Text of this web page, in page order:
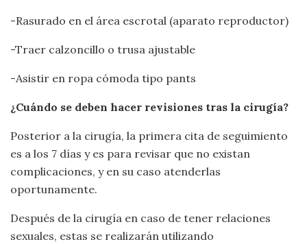
-Rasurado en el área escrotal (aparato reproductor)
-Traer calzoncillo o trusa ajustable
-Asistir en ropa cómoda tipo pants
¿Cuándo se deben hacer revisiones tras la cirugía?
Posterior a la cirugía, la primera cita de seguimiento
es a los 7 días y es para revisar que no existan
complicaciones, y en su caso atenderlas
oportunamente.
Después de la cirugía en caso de tener relaciones
sexuales, estas se realizarán utilizando